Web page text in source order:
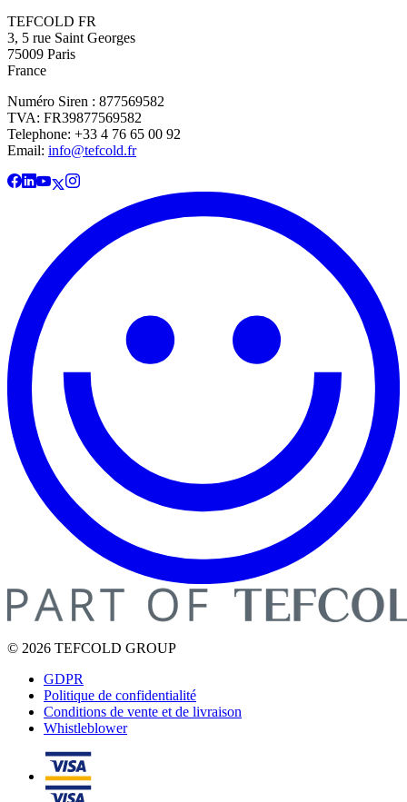
TEFCOLD FR
3, 5 rue Saint Georges
75009 Paris
France
Numéro Siren : 877569582
TVA: FR39877569582
Telephone: +33 4 76 65 00 92
Email: info@tefcold.fr
© 2026 TEFCOLD GROUP
GDPR
Politique de confidentialité
Conditions de vente et de livraison
Whistleblower